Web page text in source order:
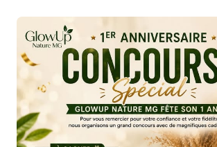
Vision nouvelle Neuves-maisons